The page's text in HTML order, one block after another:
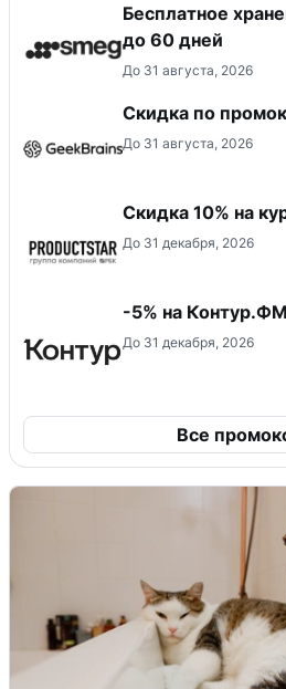
Бесплатное
до 60 дней
До 31 августа, 2026
Скидка по
До 31 августа, 2026
Скидка 10% на
До 31 декабря, 2026
-5% на
До 31 декабря, 2026
Все